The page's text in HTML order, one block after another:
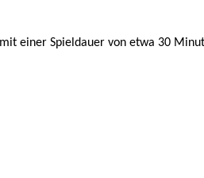
einer Spieldauer von etwa 30